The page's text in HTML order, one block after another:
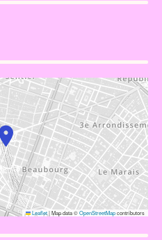
Leaflet|Map data ©OpenStreetMapcontributors